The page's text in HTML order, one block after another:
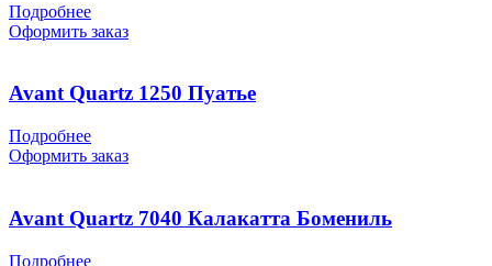
Подробнее
Оформить заказ
Avant Quartz 1250 Пуатье
Подробнее
Оформить заказ
Avant Quartz 7040 Калакатта Бомениль
Подробнее